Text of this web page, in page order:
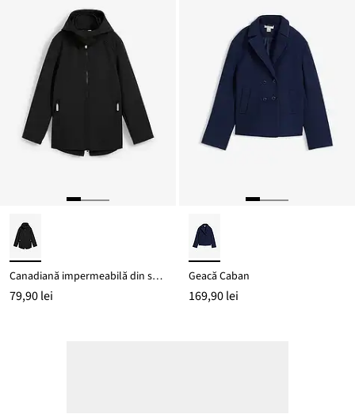
Canadiană impermeabilă din softshell cu glugă detașabilă
79,90 lei
Geacă Caban
169,90 lei